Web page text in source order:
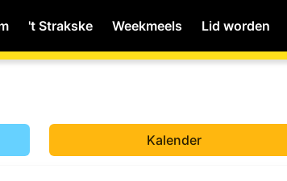
't Strakske Weekmeels Lid worden
MyWiNA
Kalender